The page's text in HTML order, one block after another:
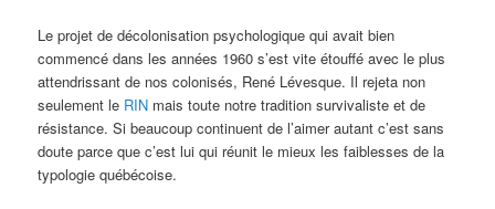
Le projet de décolonisation psychologique qui avait bien
commencé dans les années 1960 s’est vite étouffé avec le plus
attendrissant de nos colonisés, René Lévesque. Il rejeta non
seulement le RIN mais toute notre tradition survivaliste et de
résistance. Si beaucoup continuent de l’aimer autant c’est sans
doute parce que c’est lui qui réunit le mieux les faiblesses de la
typologie québécoise.